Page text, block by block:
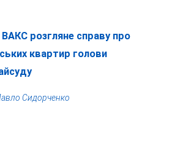
розгляне справу про
квартир голови
Сидорченко